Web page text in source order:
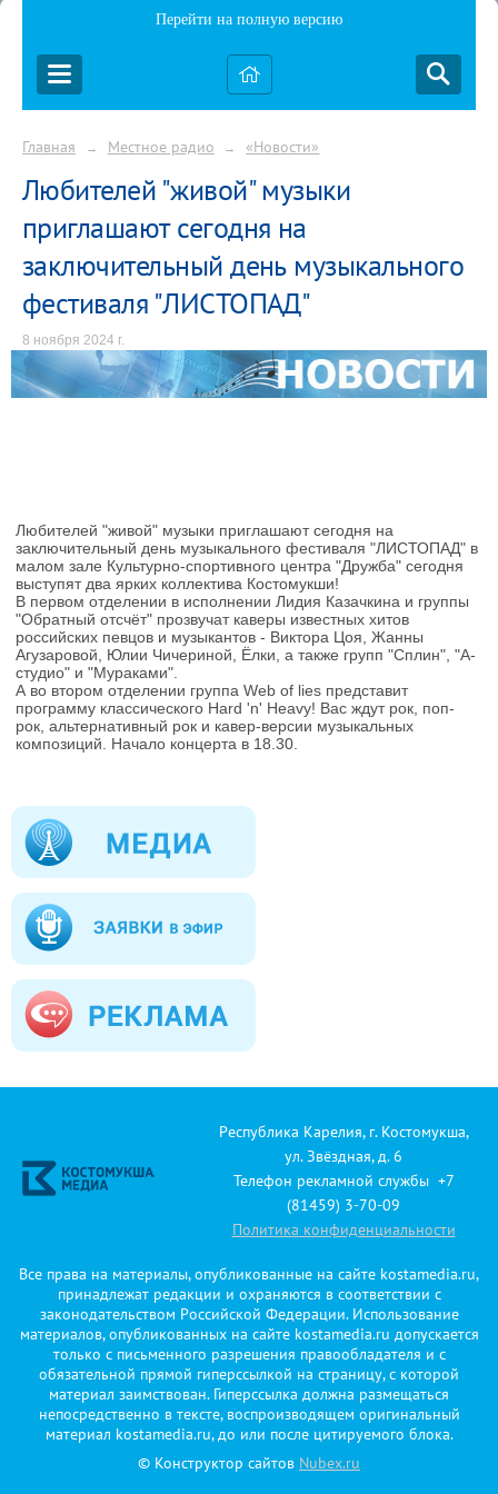
Перейти на полную версию
Главная → Местное радио → «Новости»
Любителей "живой" музыки
приглашают сегодня на
заключительный день музыкального
фестиваля "ЛИСТОПАД"
8 ноября 2024 г.
Любителей "живой" музыки приглашают сегодня на
заключительный день музыкального фестиваля "ЛИСТОПАД" в
малом зале Культурно-спортивного центра "Дружба" сегодня
выступят два ярких коллектива Костомукши!
В первом отделении в исполнении Лидия Казачкина и группы
"Обратный отсчёт" прозвучат каверы известных хитов
российских певцов и музыкантов - Виктора Цоя, Жанны
Агузаровой, Юлии Чичериной, Ёлки, а также групп "Сплин", "А-
студио" и "Мураками".
А во втором отделении группа Web of lies представит
программу классического Hard 'n' Heavy! Вас ждут рок, поп-
рок, альтернативный рок и кавер-версии музыкальных
композиций. Начало концерта в 18.30.
Республика Карелия, г. Костомукша,
ул. Звёздная, д. 6
Телефон рекламной службы +7
(81459) 3-70-09
Политика конфиденциальности
Все права на материалы, опубликованные на сайте kostamedia.ru,
принадлежат редакции и охраняются в соответствии с
законодательством Российской Федерации. Использование
материалов, опубликованных на сайте kostamedia.ru допускается
только с письменного разрешения правообладателя и с
обязательной прямой гиперссылкой на страницу, с которой
материал заимствован. Гиперссылка должна размещаться
непосредственно в тексте, воспроизводящем оригинальный
материал kostamedia.ru, до или после цитируемого блока.
© Конструктор сайтов Nubex.ru